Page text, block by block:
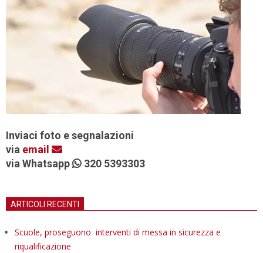
Inviaci foto e segnalazioni
via email
via Whatsapp
320 5393303
ARTICOLI RECENTI
Scuole, proseguono interventi di messa in sicurezza e
riqualificazione